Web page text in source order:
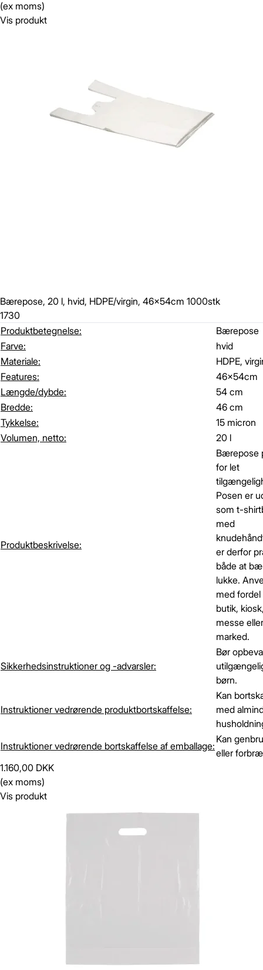
(ex moms)
Vis produkt
Bærepose, 20 l, hvid, HDPE/virgin, 46x54cm 1000stk
1730
Produktbetegnelse:
Bærepose
Farve:
hvid
Materiale:
HDPE,
Features:
46x54cm
Længde/dybde:
54 cm
Bredde:
46 cm
Tykkelse:
15 micron
Volumen, netto:
20 l
Produktbeskrivelse:
Bærepose
for let
Posen er
som t-
med
er derfor
både at
lukke.
med fordel
butik,
messe eller
marked.
Sikkerhedsinstruktioner og -advarsler:
Bør
børn.
Instruktioner vedrørende produktbortskaffelse:
Kan
med
Instruktioner vedrørende bortskaffelse af emballage:
Kan
eller
1.160,00 DKK
(ex moms)
Vis produkt